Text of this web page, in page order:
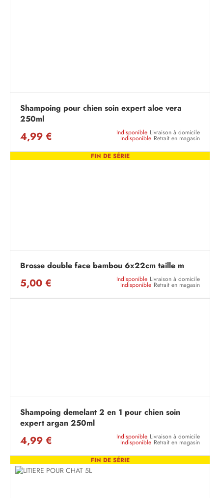
Shampoing pour chien soin expert aloe vera
250ml
4,99 € Indisponible Livraison à domicile
Indisponible Retrait en magasin
FIN DE SÉRIE
Brosse double face bambou 6x22cm taille m
5,00 € Indisponible Livraison à domicile
Indisponible Retrait en magasin
Shampoing demelant 2 en 1 pour chien soin
expert argan 250ml
4,99 € Indisponible Livraison à domicile
Indisponible Retrait en magasin
FIN DE SÉRIE